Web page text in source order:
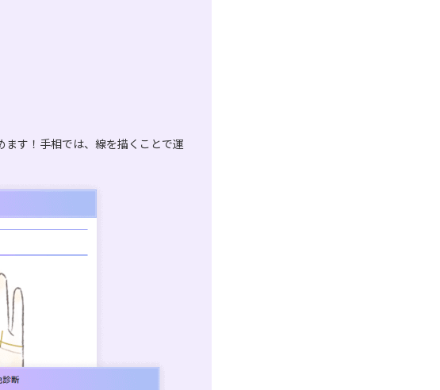
す！手相では、線を描くことで運